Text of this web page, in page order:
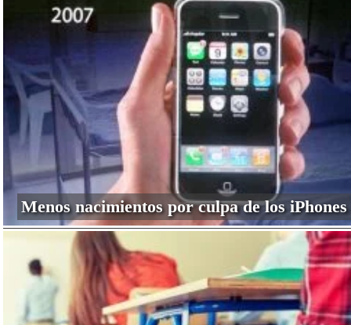
Menos nacimientos por culpa de los iPhones